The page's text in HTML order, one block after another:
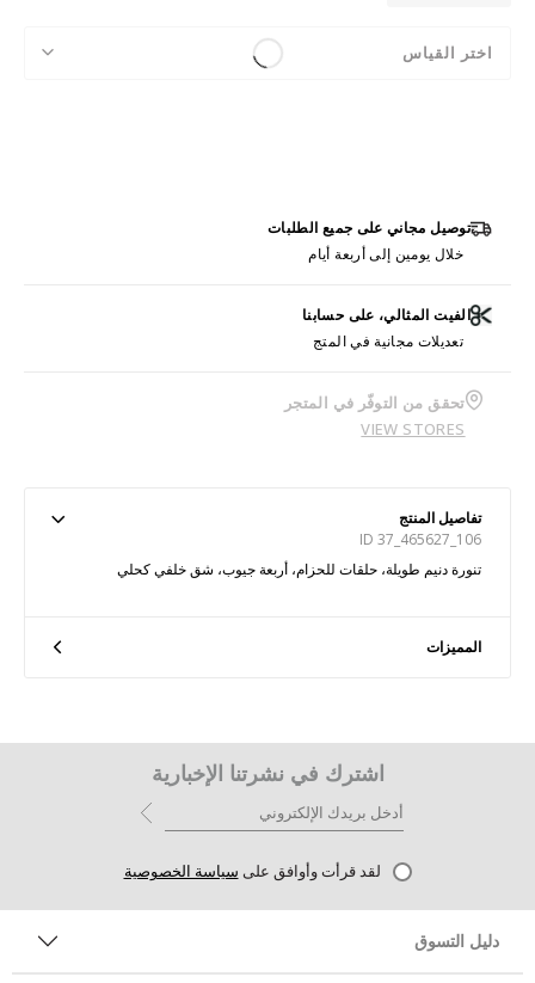
اختر القياس
توصيل مجاني على جميع الطلبات
خلال يومين إلى أربعة أيام
الفيت المثالي، على حسابنا
تعديلات مجانية في المتج
تحقق من التوفّر في المتجر
VIEW STORES
تفاصيل المنتج
ID 37_465627_106
تنورة دنيم طويلة، حلقات للحزام، أربعة جيوب، شق خلفي كحلي
المميزات
اشترك في نشرتنا الإخبارية
لقد قرأت وأوافق على سياسة الخصوصية
دليل التسوق